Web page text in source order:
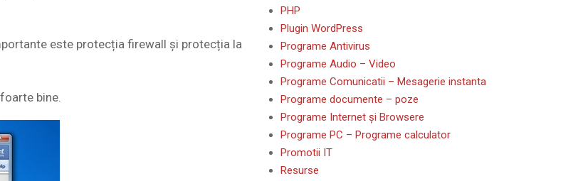
este protecția firewall și protecția la
bine.
PHP
Plugin WordPress
Programe Antivirus
Programe Audio – Video
Programe Comunicatii – Mesagerie instanta
Programe documente – poze
Programe Internet și Browsere
Programe PC – Programe calculator
Promotii IT
Resurse